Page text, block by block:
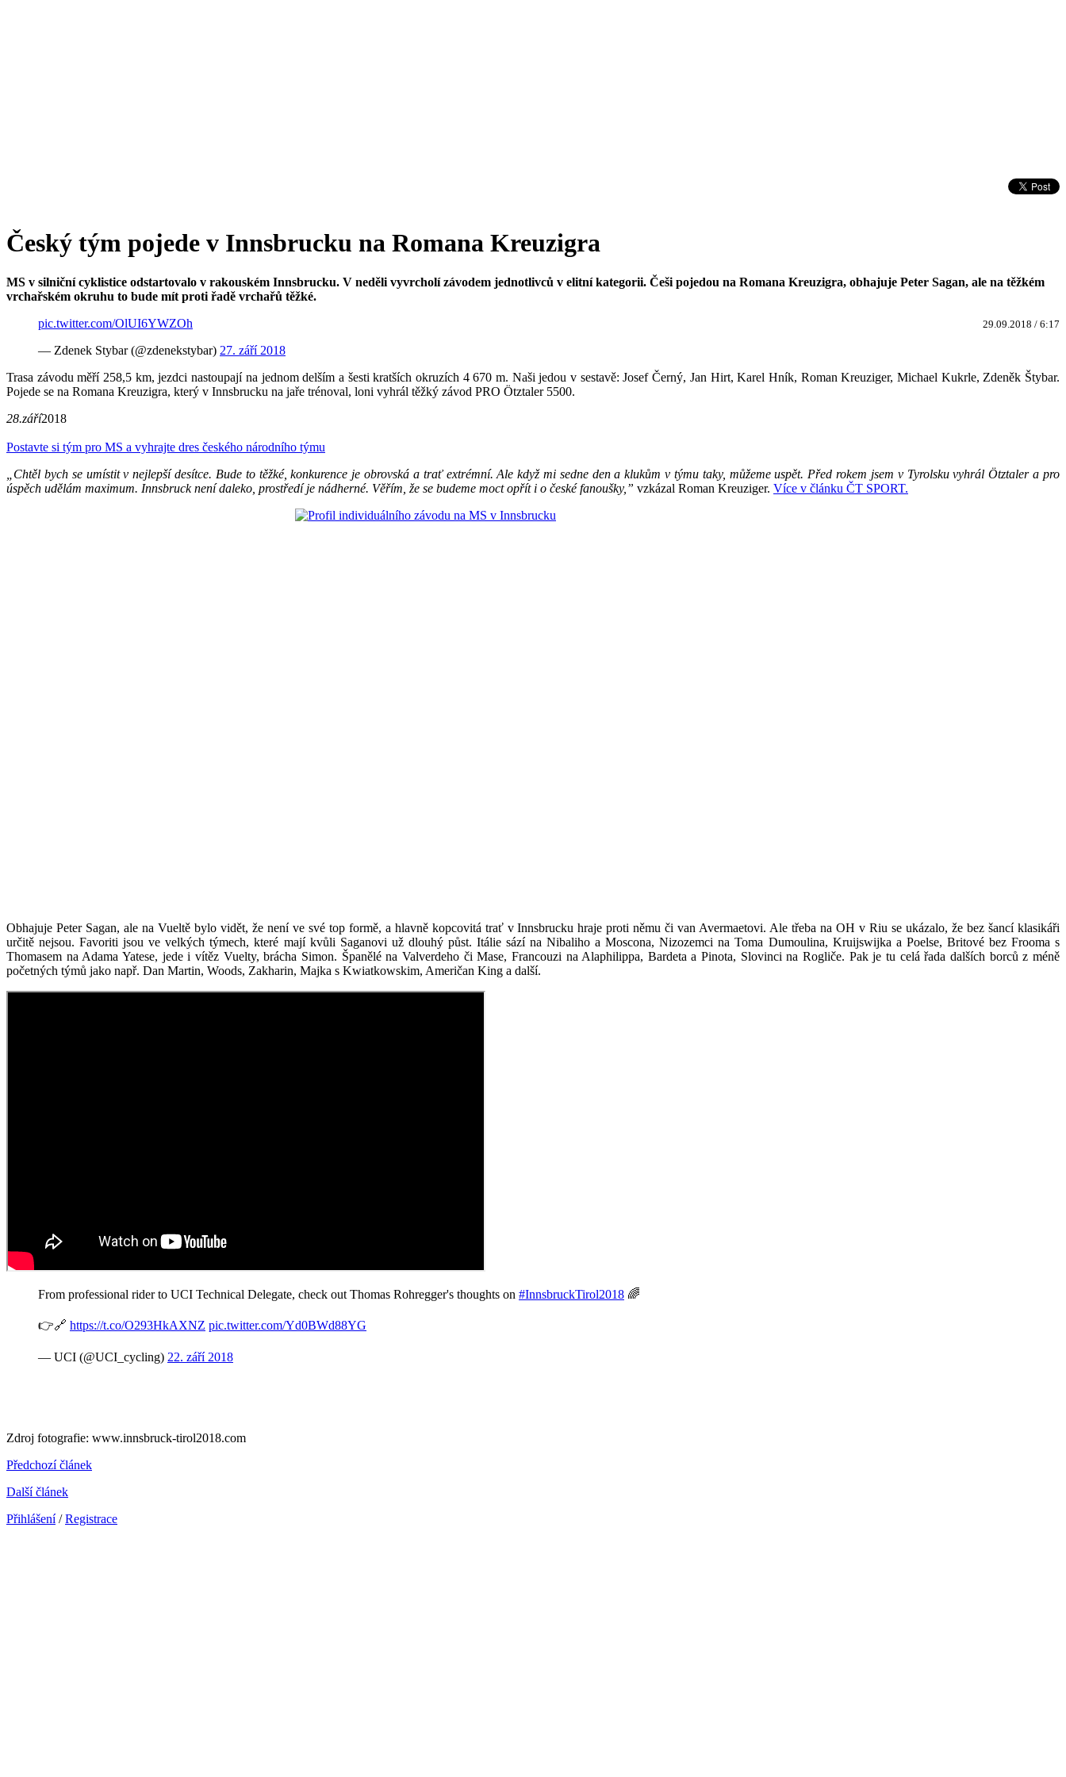
Český tým pojede v Innsbrucku na Romana Kreuzigra
MS v silniční cyklistice odstartovalo v rakouském Innsbrucku. V neděli vyvrcholí závodem jednotlivců v elitní kategorii. Češi pojedou na Romana Kreuzigra, obhajuje Peter Sagan, ale na těžkém
vrchařském okruhu to bude mít proti řadě vrchařů těžké.
29.09.2018 / 6:17
pic.twitter.com/OlUI6YWZOh
— Zdenek Stybar (@zdenekstybar) 27. září 2018
Trasa závodu měří 258,5 km, jezdci nastoupají na jednom delším a šesti kratších okruzích 4 670 m. Naši jedou v sestavě: Josef Černý, Jan Hirt, Karel Hník, Roman Kreuziger, Michael Kukrle, Zdeněk Štybar.
Pojede se na Romana Kreuzigra, který v Innsbrucku na jaře trénoval, loni vyhrál těžký závod PRO Ötztaler 5500.
28.září2018
Postavte si tým pro MS a vyhrajte dres českého národního týmu
Chtěl bych se umístit v nejlepší desítce. Bude to těžké, konkurence je obrovská a trať extrémní. Ale když mi sedne den a klukům v týmu taky, můžeme uspět. Před rokem jsem v Tyrolsku vyhrál Ötztaler a pro
úspěch udělám maximum. Innsbruck není daleko, prostředí je nádherné. Věřím, že se budeme moct opřít i o české fanoušky,” vzkázal Roman Kreuziger. Více v článku ČT SPORT.
Obhajuje Peter Sagan, ale na Vueltě bylo vidět, že není ve své top formě, a hlavně kopcovitá trať v Innsbrucku hraje proti němu či van Avermaetovi. Ale třeba na OH v Riu se ukázalo, že bez šancí klasikáři
určitě nejsou. Favoriti jsou ve velkých týmech, které mají kvůli Saganovi už dlouhý půst. Itálie sází na Nibaliho a Moscona, Nizozemci na Toma Dumoulina, Kruijswijka a Poelse, Britové bez Frooma s
Thomasem na Adama Yatese, jede i vítěz Vuelty, brácha Simon. Španělé na Valverdeho či Mase, Francouzi na Alaphilippa, Bardeta a Pinota, Slovinci na Rogliče. Pak je tu celá řada dalších borců z méně
početných týmů jako např. Dan Martin, Woods, Zakharin, Majka s Kwiatkowskim, Američan King a další.
From professional rider to UCI Technical Delegate, check out Thomas Rohregger's thoughts on #InnsbruckTirol2018 🌈
👉🔗 https://t.co/O293HkAXNZ pic.twitter.com/Yd0BWd88YG
— UCI (@UCI_cycling) 22. září 2018
Zdroj fotografie: www.innsbruck-tirol2018.com
Předchozí článek
Další článek
Přihlášení/Registrace